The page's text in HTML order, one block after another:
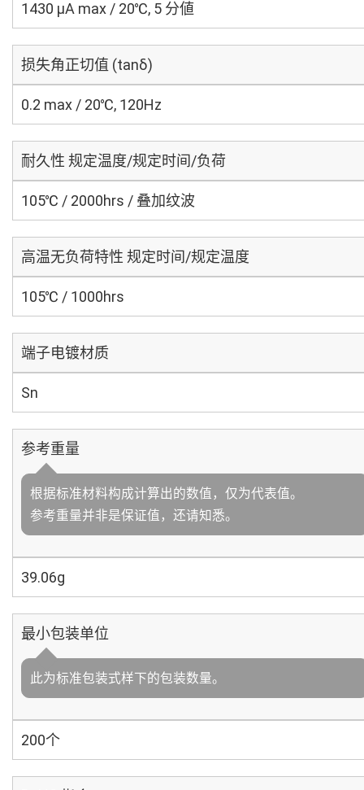
1430 μA max / 20℃, 5 分値
损失角正切值 (tanδ)
0.2 max / 20℃, 120Hz
耐久性 规定温度/规定时间/负荷
105℃ / 2000hrs / 叠加纹波
高温无负荷特性 规定时间/规定温度
105℃ / 1000hrs
端子电镀材质
Sn
参考重量
根据标准材料构成计算出的数值，仅为代表值。
参考重量并非是保证值，还请知悉。
39.06g
最小包装单位
此为标准包装式样下的包装数量。
200个